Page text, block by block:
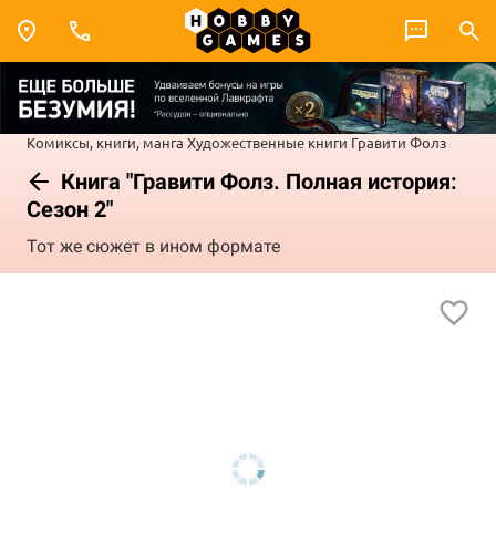
Комиксы, книги, манга Художественные книги Гравити Фолз
Книга "Гравити Фолз. Полная история:
Сезон 2"
Тот же сюжет в ином формате